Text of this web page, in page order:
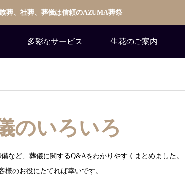
葬、社葬、葬儀は信頼のAZUMA葬祭
多彩なサービス 生花のご案内
のいろいろ
など、葬儀に関するQ&Aをわかりやすくまとめました。
様のお役にたてれば幸いです。